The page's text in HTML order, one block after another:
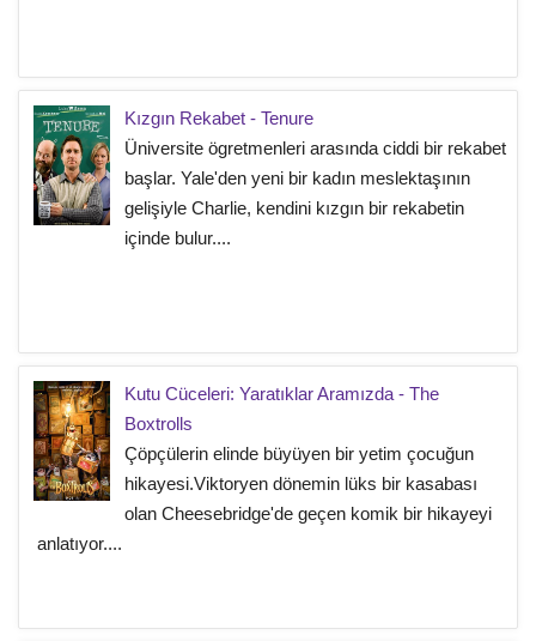
Kızgın Rekabet - Tenure
Üniversite ögretmenleri arasında ciddi bir rekabet
başlar. Yale'den yeni bir kadın meslektaşının
gelişiyle Charlie, kendini kızgın bir rekabetin
içinde bulur....
Kutu Cüceleri: Yaratıklar Aramızda - The
Boxtrolls
Çöpçülerin elinde büyüyen bir yetim çocuğun
hikayesi.Viktoryen dönemin lüks bir kasabası
olan Cheesebridge'de geçen komik bir hikayeyi
anlatıyor....